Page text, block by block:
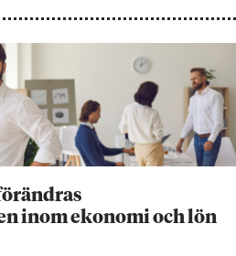
inom ekonomi och lön